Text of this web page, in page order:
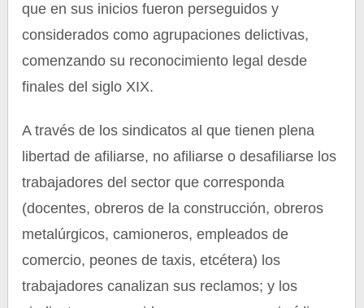
que en sus inicios fueron perseguidos y
considerados como agrupaciones delictivas,
comenzando su reconocimiento legal desde
finales del siglo XIX.
A través de los sindicatos al que tienen plena
libertad de afiliarse, no afiliarse o desafiliarse los
trabajadores del sector que corresponda
(docentes, obreros de la construcción, obreros
metalúrgicos, camioneros, empleados de
comercio, peones de taxis, etcétera) los
trabajadores canalizan sus reclamos; y los